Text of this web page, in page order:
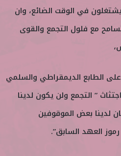
في الوقت الضائع، وان
مع فلول التجمع والقوى
الطابع الديمقراطي والسلمي
” التجمع ولن يكون لدينا
لدينا بعض الموقوفين
العهد السابق”.